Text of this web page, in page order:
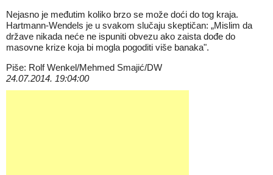
Nejasno je međutim koliko brzo se može doći do tog kraja.
Hartmann-Wendels je u svakom slučaju skeptičan: „Mislim da
države nikada neće ne ispuniti obvezu ako zaista dođe do
masovne krize koja bi mogla pogoditi više banaka".
Piše: Rolf Wenkel/Mehmed Smajić/DW
24.07.2014. 19:04:00